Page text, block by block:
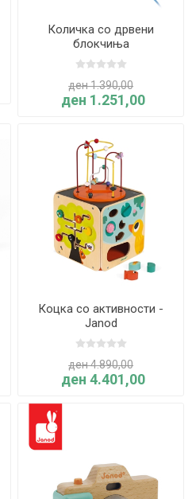
Количка со дрвени
блокчиња
ден 1.390,00
ден 1.251,00
Коцка со активности -
Janod
ден 4.890,00
ден 4.401,00